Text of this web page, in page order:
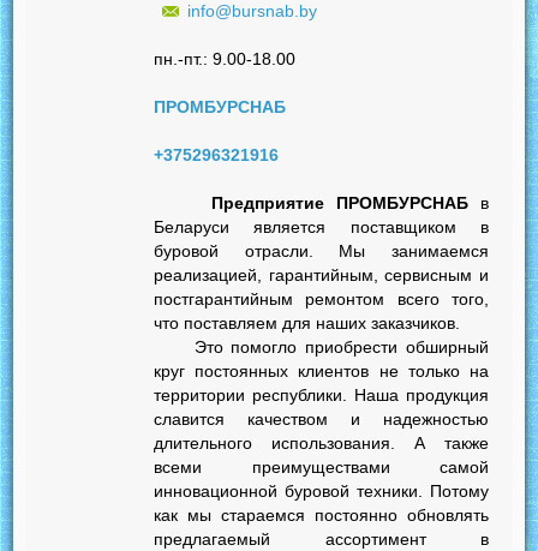
info@bursnab.by
пн.-пт.: 9.00-18.00
ПРОМБУРСНАБ
+375296321916
Предприятие ПРОМБУРСНАБ в
Беларуси является поставщиком в
буровой отрасли. Мы занимаемся
реализацией, гарантийным, сервисным и
постгарантийным ремонтом всего того,
что поставляем для наших заказчиков.
Это помогло приобрести обширный
круг постоянных клиентов не только на
территории республики. Наша продукция
славится качеством и надежностью
длительного использования. А также
всеми преимуществами самой
инновационной буровой техники. Потому
как мы стараемся постоянно обновлять
предлагаемый ассортимент в